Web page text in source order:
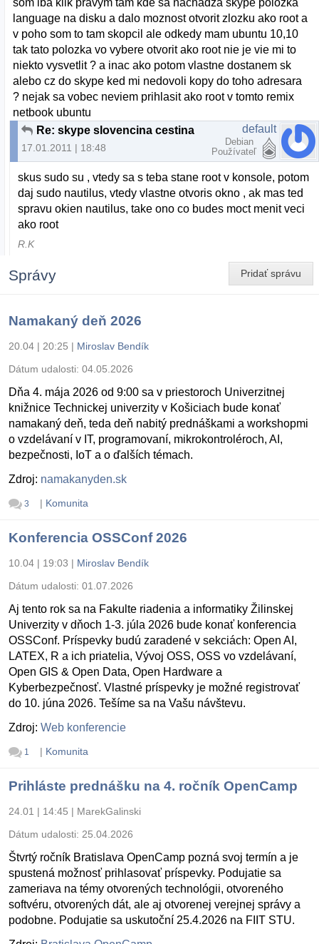
som iba klik pravym tam kde sa nachadza skype polozka
language na disku a dalo moznost otvorit zlozku ako root a
v poho som to tam skopcil ale odkedy mam ubuntu 10,10
tak tato polozka vo vybere otvorit ako root nie je vie mi to
niekto vysvetlit ? a inac ako potom vlastne dostanem sk
alebo cz do skype ked mi nedovoli kopy do toho adresara
? nejak sa vobec neviem prihlasit ako root v tomto remix
netbook ubuntu
Re: skype slovencina cestina
17.01.2011 | 18:48
default
Debian
Používateľ
skus sudo su , vtedy sa s teba stane root v konsole, potom
daj sudo nautilus, vtedy vlastne otvoris okno , ak mas ted
spravu okien nautilus, take ono co budes moct menit veci
ako root
R.K
Pridať správu
Správy
Namakaný deň 2026
20.04 | 20:25 | Miroslav Bendík
Dátum udalosti: 04.05.2026
Dňa 4. mája 2026 od 9:00 sa v priestoroch Univerzitnej
knižnice Technickej univerzity v Košiciach bude konať
namakaný deň, teda deň nabitý prednáškami a workshopmi
o vzdelávaní v IT, programovaní, mikrokontroléroch, AI,
bezpečnosti, IoT a o ďalších témach.
Zdroj: namakanyden.sk
3 | Komunita
Konferencia OSSConf 2026
10.04 | 19:03 | Miroslav Bendík
Dátum udalosti: 01.07.2026
Aj tento rok sa na Fakulte riadenia a informatiky Žilinskej
Univerzity v dňoch 1-3. júla 2026 bude konať konferencia
OSSConf. Príspevky budú zaradené v sekciách: Open AI,
LATEX, R a ich priatelia, Vývoj OSS, OSS vo vzdelávaní,
Open GIS & Open Data, Open Hardware a
Kyberbezpečnosť. Vlastné príspevky je možné registrovať
do 10. júna 2026. Tešíme sa na Vašu návštevu.
Zdroj: Web konferencie
1 | Komunita
Prihláste prednášku na 4. ročník OpenCamp
24.01 | 14:45 | MarekGalinski
Dátum udalosti: 25.04.2026
Štvrtý ročník Bratislava OpenCamp pozná svoj termín a je
spustená možnosť prihlasovať príspevky. Podujatie sa
zameriava na témy otvorených technológii, otvoreného
softvéru, otvorených dát, ale aj otvorenej verejnej správy a
podobne. Podujatie sa uskutoční 25.4.2026 na FIIT STU.